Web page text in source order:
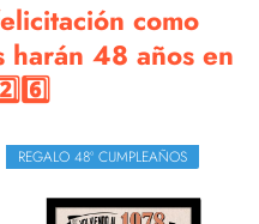
como
harán 48 años en
REGALO 48º CUMPLEAÑOS